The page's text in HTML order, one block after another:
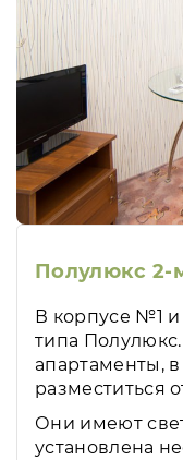
Полулюкс 2-
В корпусе №1
типа
апартаменты,
разместиться
Они имеют
установлена